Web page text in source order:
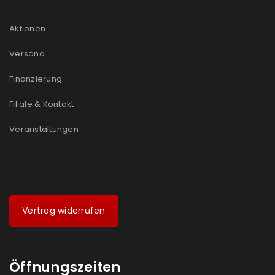
Aktionen
Versand
Finanzierung
Filiale & Kontakt
Veranstaltungen
Vertrag widerrufen
Öffnungszeiten